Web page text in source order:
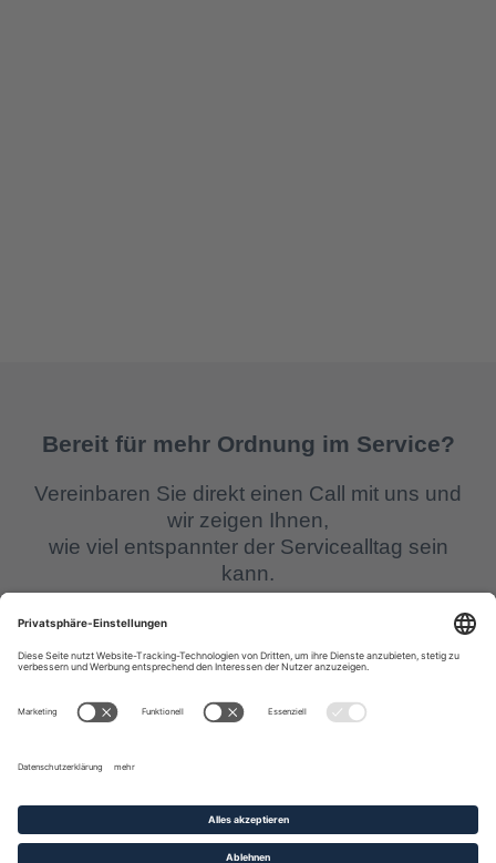
Bereit für mehr Ordnung im Service?
Vereinbaren Sie direkt einen Call mit uns und
wir zeigen Ihnen,
wie viel entspannter der Servicealltag sein
kann.
Kontakt aufnehmen
Whitepaper downloaden
© 2025 RISE Technologies GmbH. Alle Rechte